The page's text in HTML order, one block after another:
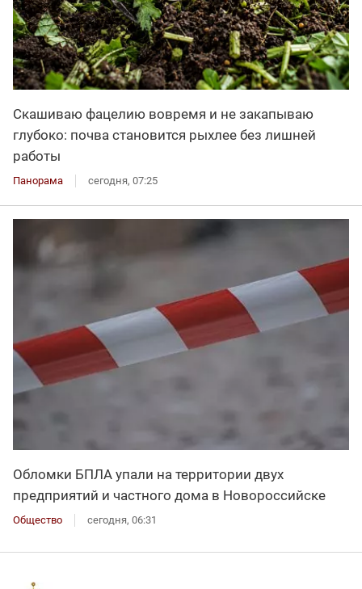
Скашиваю фацелию вовремя и не закапываю
глубоко: почва становится рыхлее без лишней
работы
Панорама сегодня, 07:25
Обломки БПЛА упали на территории двух
предприятий и частного дома в Новороссийске
Общество сегодня, 06:31